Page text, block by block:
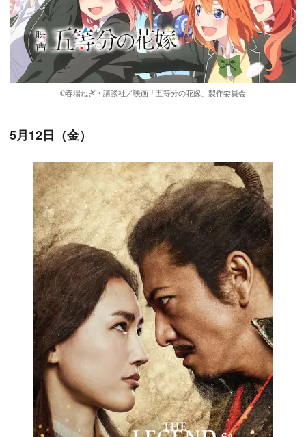
©春場ねぎ・講談社／映画「五等分の花嫁」製作委員会
5月12日（金）